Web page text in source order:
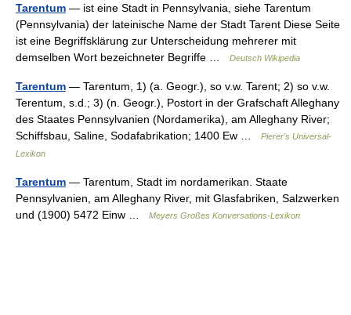
Tarentum — ist eine Stadt in Pennsylvania, siehe Tarentum
(Pennsylvania) der lateinische Name der Stadt Tarent Diese Seite
ist eine Begriffsklärung zur Unterscheidung mehrerer mit
demselben Wort bezeichneter Begriffe …
Deutsch Wikipedia
Tarentum — Tarentum, 1) (a. Geogr.), so v.w. Tarent; 2) so v.w.
Terentum, s.d.; 3) (n. Geogr.), Postort in der Grafschaft Alleghany
des Staates Pennsylvanien (Nordamerika), am Alleghany River;
Schiffsbau, Saline, Sodafabrikation; 1400 Ew …
Pierer's Universal-
Lexikon
Tarentum — Tarentum, Stadt im nordamerikan. Staate
Pennsylvanien, am Alleghany River, mit Glasfabriken, Salzwerken
und (1900) 5472 Einw …
Meyers Großes Konversations-Lexikon